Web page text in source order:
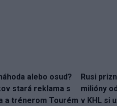
alebo osud?
stará reklama s
a trénerom Tourém
Rusi
milióny
v KHL si